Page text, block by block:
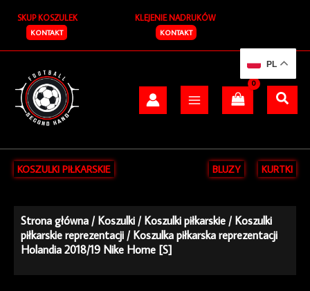
treści
SKUP KOSZULEK
KONTAKT
KLEJENIE NADRUKÓW
KONTAKT
KOSZULKI PIŁKARSKIE BLUZY KURTKI
Strona główna /Koszulki /Koszulki piłkarskie /Koszulki
piłkarskie reprezentacji / Koszulka piłkarska reprezentacji
Holandia 2018/19 Nike Home [S]
PL